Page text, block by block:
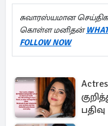
சுவாரஸ்யமான
கொள்ள மனிதன்
FOLLOW NOW
பதிவு